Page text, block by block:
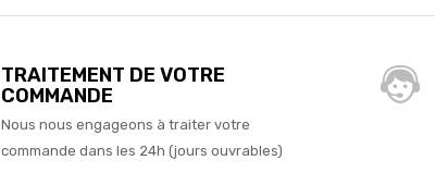
TRAITEMENT DE VOTRE
COMMANDE
Nous nous engageons à traiter votre
commande dans les 24h (jours ouvrables)